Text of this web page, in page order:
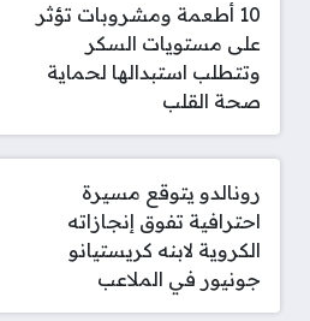
10 أطعمة ومشروبات تؤثر
على مستويات السكر
وتتطلب استبدالها لحماية
صحة القلب
رونالدو يتوقع مسيرة
احترافية تفوق إنجازاته
الكروية لابنه كريستيانو
جونيور في الملاعب